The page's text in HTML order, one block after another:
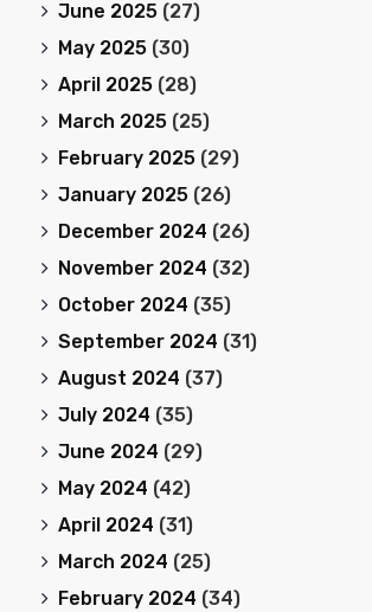
June 2025 (27)
May 2025 (30)
April 2025 (28)
March 2025 (25)
February 2025 (29)
January 2025 (26)
December 2024 (26)
November 2024 (32)
October 2024 (35)
September 2024 (31)
August 2024 (37)
July 2024 (35)
June 2024 (29)
May 2024 (42)
April 2024 (31)
March 2024 (25)
February 2024 (34)